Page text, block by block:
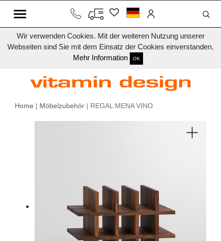
Wir verwenden Cookies. Mit der weiteren Nutzung unserer
Webseiten sind Sie mit dem Einsatz der Cookies einverstanden.
Mehr Information
OK
Home | Möbelzubehör | REGAL MENA VINO